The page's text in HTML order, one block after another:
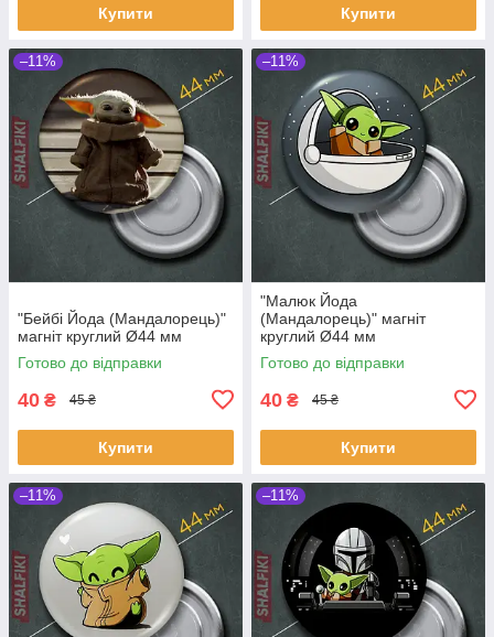
Купити Купити
–11%
"Бейбі Йода (Мандалорець)"
магніт круглий Ø44 мм
Готово до відправки
40 ₴ 45 ₴
Купити
–11%
"Малюк Йода
(Мандалорець)" магніт
круглий Ø44 мм
Готово до відправки
40 ₴ 45 ₴
Купити
–11% –11%